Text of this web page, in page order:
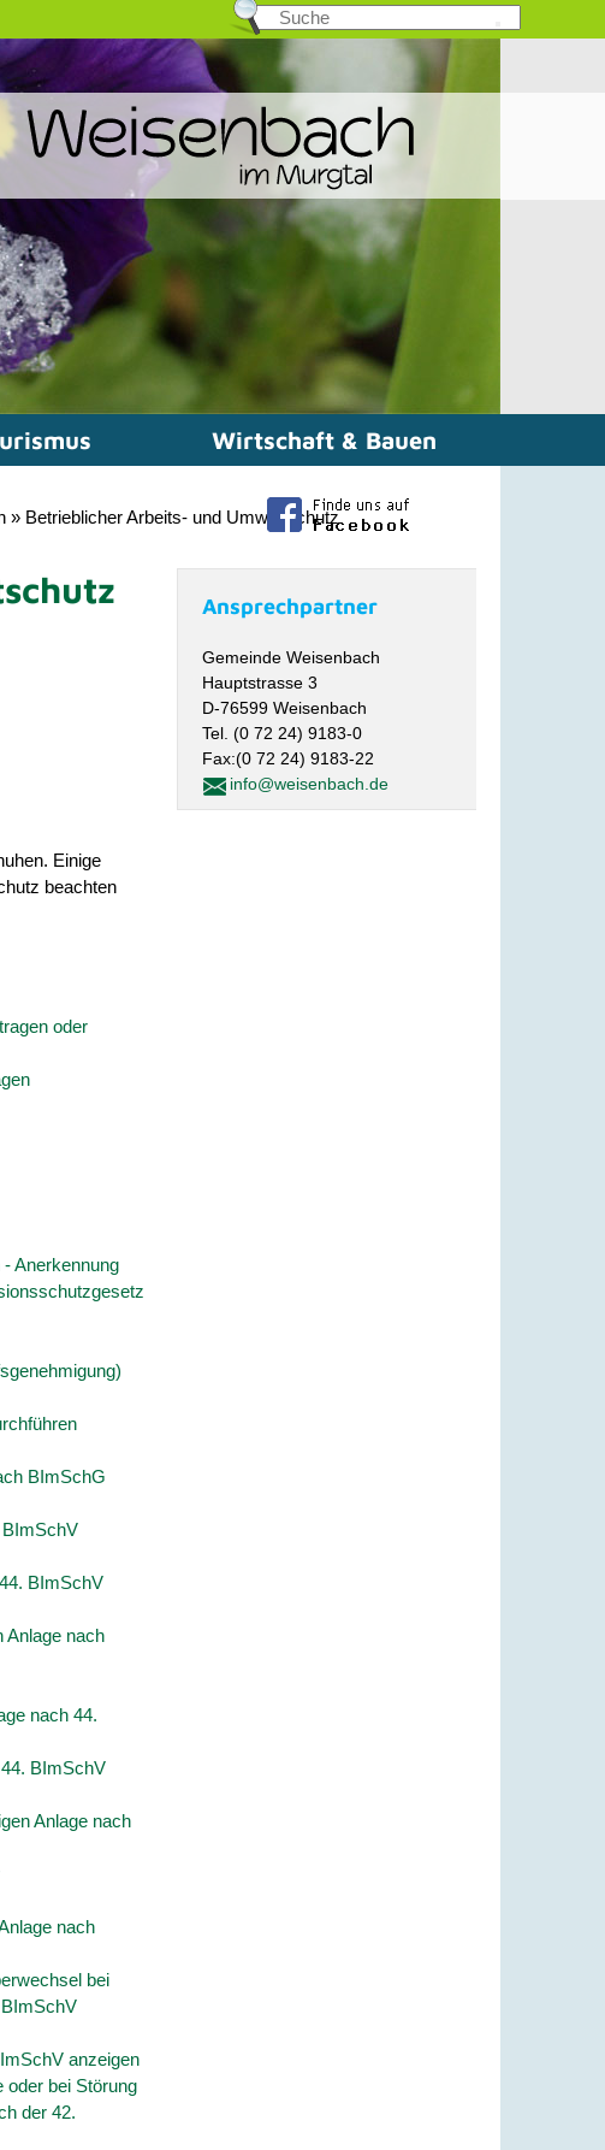
Wirtschaft & Bauen
» Betrieblicher Arbeits- und Umweltschutz
Einige
beachten
oder
Anerkennung
BImSchG
BImSchV
Anlage nach
nach 44.
BImSchV
Anlage nach
nach
bei
anzeigen
bei Störung
der 42.
Ansprechpartner
Gemeinde Weisenbach
Hauptstrasse 3
D-76599 Weisenbach
Tel. (0 72 24) 9183-0
Fax:(0 72 24) 9183-22
info@weisenbach.de